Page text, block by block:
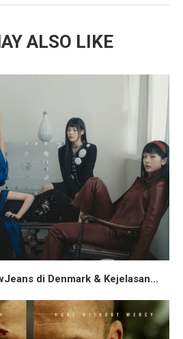
ALSO LIKE
di Denmark & Kejelasan...